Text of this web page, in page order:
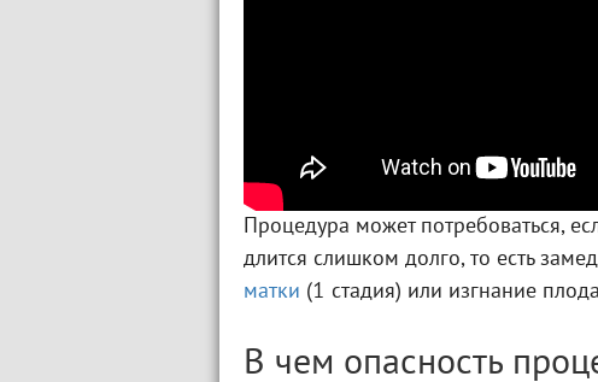
Процедура может потребоваться,
длится слишком долго, то есть
матки (1 стадия) или изгнание
В чем опасность